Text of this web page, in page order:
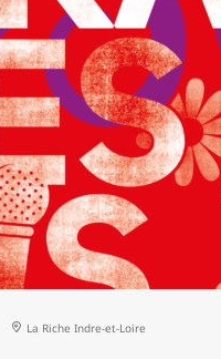
La Riche Indre-et-Loire